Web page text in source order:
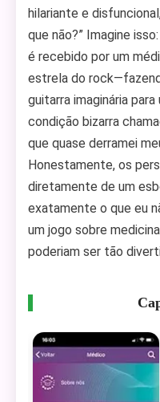
hilariante e
que não?” Imagine
é recebido por um
estrela do
guitarra imaginária
condição bizarra
que quase derramei
Honestamente, os
diretamente de um
exatamente o que eu
um jogo sobre
poderiam ser tão